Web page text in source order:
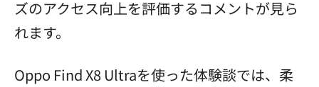
ズのアクセス向上を評価するコメントが見ら
れます。
Oppo Find X8 Ultraを使った体験談では、柔